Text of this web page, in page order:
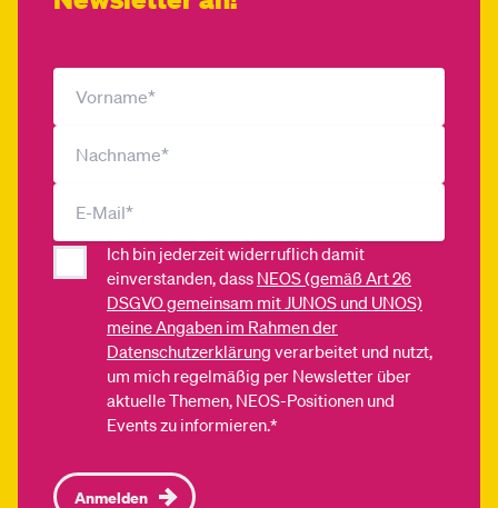
Ich bin jederzeit widerruflich damit
einverstanden, dass NEOS (gemäß Art 26
DSGVO gemeinsam mit JUNOS und UNOS)
meine Angaben im Rahmen der
Datenschutzerklärung verarbeitet und nutzt,
um mich regelmäßig per Newsletter über
aktuelle Themen, NEOS-Positionen und
Events zu informieren.*
Anmelden